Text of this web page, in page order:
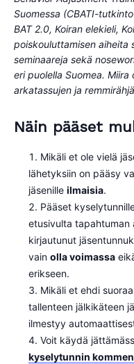
Suomessa (CBATI-
BAT 2.0, Koiran elekieli,
poiskouluttamisen aiheita
seminaareja sekä
eri puolella Suomea.
arkatassujen ja
Näin pääset
Mikäli et ole vielä
lähetyksiin on pääsy
jäsenille ilmaisia.
Pääset
etusivulta tapahtuman
kirjautunut
vain olla voimassa
erikseen.
Mikäli et ehdi
tallenteen jälkikäteen
ilmestyy
Voit käydä
kyselytunnin